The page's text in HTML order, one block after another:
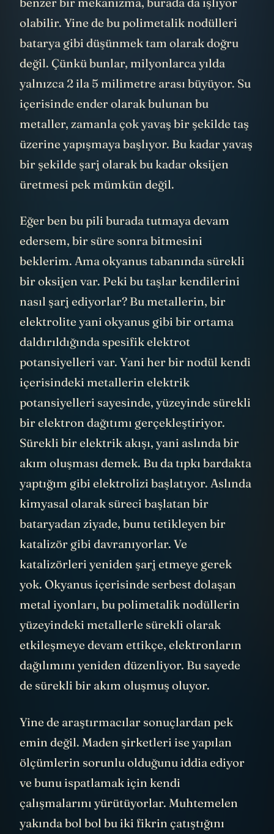
olabilir. Yine de bu polimetalik nodülleri
batarya gibi düşünmek tam olarak doğru
değil. Çünkü bunlar, milyonlarca yılda
yalnızca 2 ila 5 milimetre arası büyüyor. Su
içerisinde ender olarak bulunan bu
metaller, zamanla çok yavaş bir şekilde taş
üzerine yapışmaya başlıyor. Bu kadar yavaş
bir şekilde şarj olarak bu kadar oksijen
üretmesi pek mümkün değil.
Eğer ben bu pili burada tutmaya devam
edersem, bir süre sonra bitmesini
beklerim. Ama okyanus tabanında sürekli
bir oksijen var. Peki bu taşlar kendilerini
nasıl şarj ediyorlar? Bu metallerin, bir
elektrolite yani okyanus gibi bir ortama
daldırıldığında spesifik elektrot
potansiyelleri var. Yani her bir nodül kendi
içerisindeki metallerin elektrik
potansiyelleri sayesinde, yüzeyinde sürekli
bir elektron dağıtımı gerçekleştiriyor.
Sürekli bir elektrik akışı, yani aslında bir
akım oluşması demek. Bu da tıpkı bardakta
yaptığım gibi elektrolizi başlatıyor. Aslında
kimyasal olarak süreci başlatan bir
bataryadan ziyade, bunu tetikleyen bir
katalizör gibi davranıyorlar. Ve
katalizörleri yeniden şarj etmeye gerek
yok. Okyanus içerisinde serbest dolaşan
metal iyonları, bu polimetalik nodüllerin
yüzeyindeki metallerle sürekli olarak
etkileşmeye devam ettikçe, elektronların
dağılımını yeniden düzenliyor. Bu sayede
de sürekli bir akım oluşmuş oluyor.
Yine de araştırmacılar sonuçlardan pek
emin değil. Maden şirketleri ise yapılan
ölçümlerin sorunlu olduğunu iddia ediyor
ve bunu ispatlamak için kendi
çalışmalarını yürütüyorlar. Muhtemelen
yakında bol bol bu iki fikrin çatıştığını